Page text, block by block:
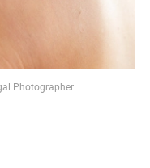
Photographer